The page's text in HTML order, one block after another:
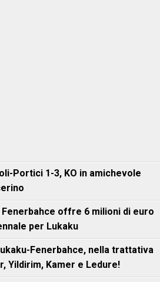
Portici 1-3, KO in amichevole
Fenerbahce offre 6 milioni di euro
per Lukaku
Fenerbahce, nella trattativa
Yildirim, Kamer e Ledure!